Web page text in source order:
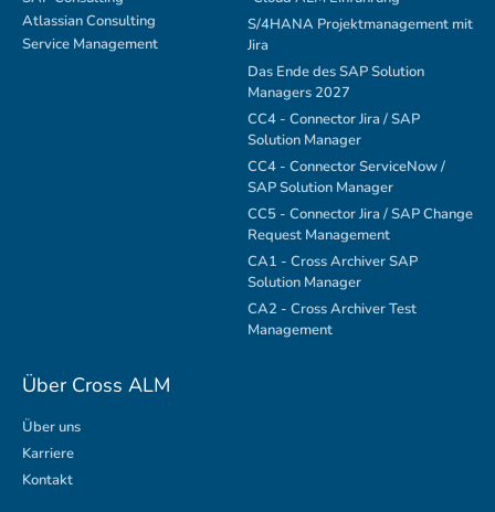
Atlassian Consulting
Service Management
S/4HANA Projektmanagement mit
Jira
Das Ende des SAP Solution
Managers 2027
CC4 - Connector Jira / SAP
Solution Manager
CC4 - Connector ServiceNow /
SAP Solution Manager
CC5 - Connector Jira / SAP Change
Request Management
CA1 - Cross Archiver SAP
Solution Manager
CA2 - Cross Archiver Test
Management
Über Cross ALM
Über uns
Karriere
Kontakt